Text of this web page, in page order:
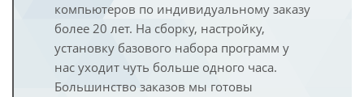
компьютеров по индивидуальному заказу
более 20 лет. На сборку, настройку,
установку базового набора программ у
нас уходит чуть больше одного часа.
Большинство заказов мы готовы